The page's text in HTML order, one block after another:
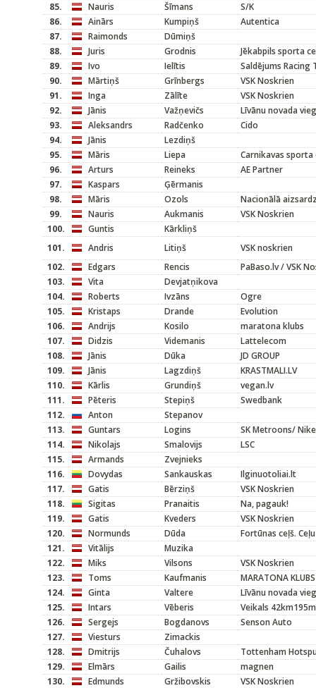
85.
Nauris Šīmans
S/K
86.
Ainārs Kumpiņš
Autentica
87.
Raimonds
Dūmiņš
88.
Juris Grodnis
Jēkabpils sporta
89.
Ivo Ielītis
Saldējums Racing
90.
Mārtiņš Grīnbergs
VSK Noskrien
91.
Inga Zālīte
VSK Noskrien
92.
Jānis Važņevičs
Līvānu novada
93.
Aleksandrs Radčenko
Cido
94.
Jānis
Lezdiņš
95.
Māris Liepa
Carnikavas sporta
96.
Arturs Reineks
AE Partner
97.
Kaspars
Ģērmanis
98.
Māris Ozols
Nacionālā
99.
Nauris Aukmanis
VSK Noskrien
100.
Guntis
Kārkliņš
101.
Andris Litiņš
VSK noskrien
102.
Edgars Rencis
PaBaso.lv / VSK
103.
Vita
Devjatņikova
104.
Roberts Ivzāns
Ogre
105.
Kristaps Drande
Evolution
106.
Andrijs Kosilo
maratona klubs
107.
Didzis Videmanis
Lattelecom
108.
Jānis Dūka
JD GROUP
109.
Jānis Lagzdiņš
KRASTMALI.LV
110.
Kārlis Grundiņš
vegan.lv
111.
Pēteris Stepiņš
Swedbank
112.
Anton
Stepanov
113.
Guntars Logins
SK Metroons/ Nike
114.
Nikolajs Smalovijs
LSC
115.
Armands
Zvejnieks
116.
Dovydas Sankauskas
Ilginuotoliai.lt
117.
Gatis Bērziņš
VSK Noskrien
118.
Sigitas Pranaitis
Na, pagauk!
119.
Gatis Kveders
VSK Noskrien
120.
Normunds Dūda
Fortūnas ceļš.
121.
Vitālijs
Muzika
122.
Miks Vilsons
VSK Noskrien
123.
Toms Kaufmanis
MARATONA KLUBS
124.
Ginta Valtere
Līvānu novada
125.
Intars Vēberis
Veikals
126.
Sergejs Bogdanovs
Senson Auto
127.
Viesturs
Zimackis
128.
Dmitrijs Čuhalovs
Tottenham
129.
Elmārs Gailis
magnen
130.
Edmunds Gržibovskis
VSK Noskrien